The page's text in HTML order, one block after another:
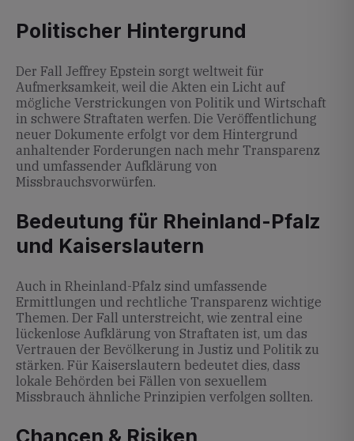
Politischer Hintergrund
Der Fall Jeffrey Epstein sorgt weltweit für
Aufmerksamkeit, weil die Akten ein Licht auf
mögliche Verstrickungen von Politik und Wirtschaft
in schwere Straftaten werfen. Die Veröffentlichung
neuer Dokumente erfolgt vor dem Hintergrund
anhaltender Forderungen nach mehr Transparenz
und umfassender Aufklärung von
Missbrauchsvorwürfen.
Bedeutung für Rheinland-Pfalz
und Kaiserslautern
Auch in Rheinland-Pfalz sind umfassende
Ermittlungen und rechtliche Transparenz wichtige
Themen. Der Fall unterstreicht, wie zentral eine
lückenlose Aufklärung von Straftaten ist, um das
Vertrauen der Bevölkerung in Justiz und Politik zu
stärken. Für Kaiserslautern bedeutet dies, dass
lokale Behörden bei Fällen von sexuellem
Missbrauch ähnliche Prinzipien verfolgen sollten.
Chancen & Risiken